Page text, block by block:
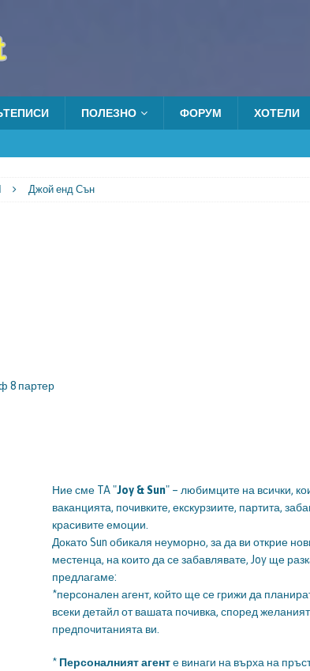
ПОЛЕЗНО ФОРУМ ХОТЕЛИ
Джой енд Сън
8 партер
Ние сме TA "Joy & Sun" – любимците на всички,
ваканцията, почивките, екскурзиите, партита,
красивите емоции.
Докато Sun обикаля неуморно, за да ви открие
местенца, на които да се забавлявате, Joy ще
предлагаме:
*персонален агент, който ще се грижи да
всеки детайл от вашата почивка, според
предпочитанията ви.
* Персоналният агенте винаги на върха на